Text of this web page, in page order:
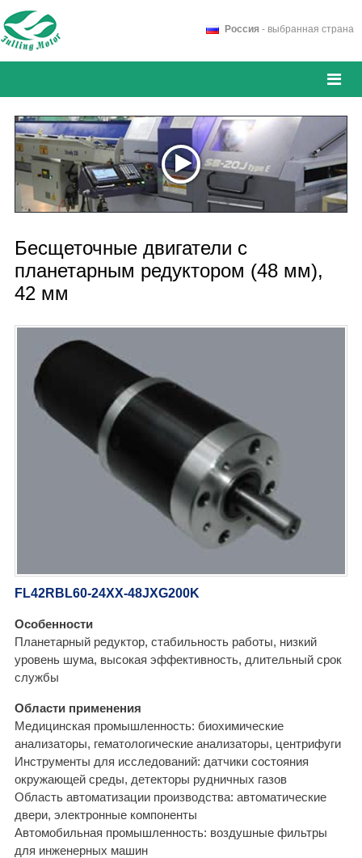
Россия - выбранная страна
Бесщеточные двигатели с
планетарным редуктором (48 мм),
42 мм
FL42RBL60-24XX-48JXG200K
Особенности
Планетарный редуктор, стабильность работы, низкий
уровень шума, высокая эффективность, длительный срок
службы
Области применения
Медицинская промышленность: биохимические
анализаторы, гематологические анализаторы, центрифуги
Инструменты для исследований: датчики состояния
окружающей среды, детекторы рудничных газов
Область автоматизации производства: автоматические
двери, электронные компоненты
Автомобильная промышленность: воздушные фильтры
для инженерных машин